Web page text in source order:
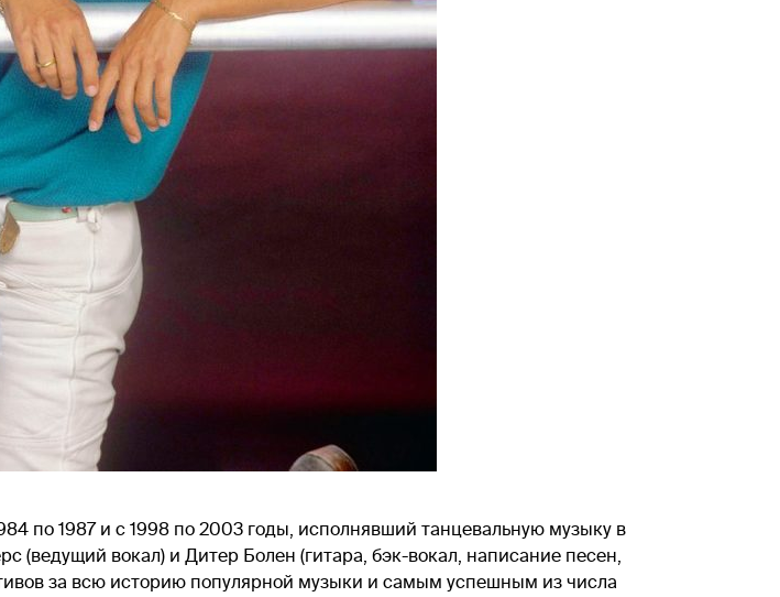
по 1987 и с 1998 по 2003 годы, исполнявший танцевальную музыку в
(ведущий вокал) и Дитер Болен (гитара, бэк-вокал, написание песен,
за всю историю популярной музыки и самым успешным из числа